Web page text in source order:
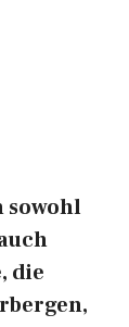
sowohl
die